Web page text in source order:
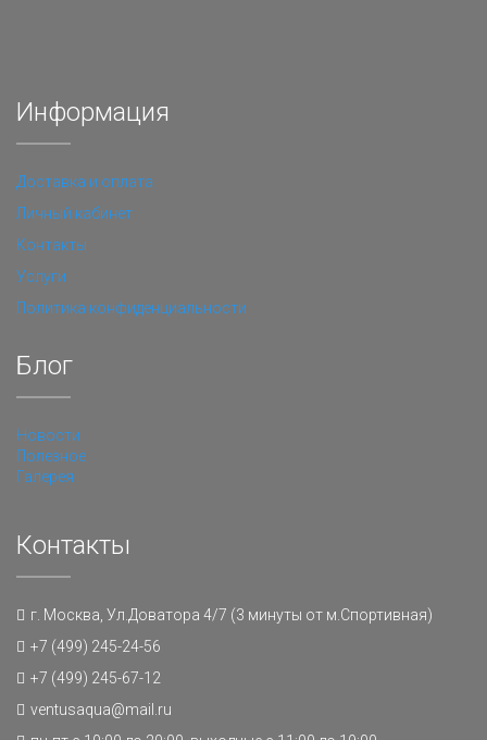
Информация
Доставка и оплата
Личный кабинет
Контакты
Услуги
Политика конфиденциальности
Блог
Новости
Полезное
Галерея
Контакты
г. Москва, Ул.Доватора 4/7 (3 минуты от м.Спортивная)
+7 (499) 245-24-56
+7 (499) 245-67-12
ventusaqua@mail.ru